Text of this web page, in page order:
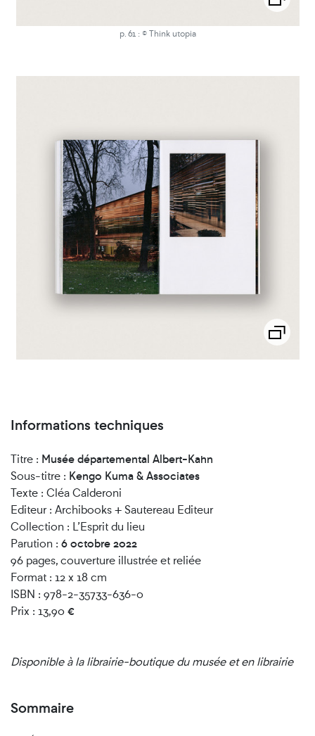
p. 61 : © Think utopia
Informations techniques
Titre : Musée départemental Albert-Kahn
Sous-titre : Kengo Kuma & Associates
Texte : Cléa Calderoni
Editeur : Archibooks + Sautereau Editeur
Collection : L’Esprit du lieu
Parution : 6 octobre 2022
96 pages, couverture illustrée et reliée
Format : 12 x 18 cm
ISBN : 978-2-35733-636-0
Prix : 13,90€
Disponible à la librairie-boutique du musée et en librairie
Sommaire